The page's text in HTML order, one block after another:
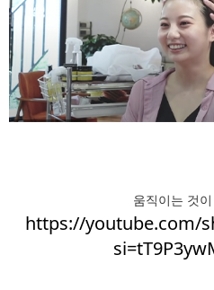
움직이는 것
https://youtube.com/